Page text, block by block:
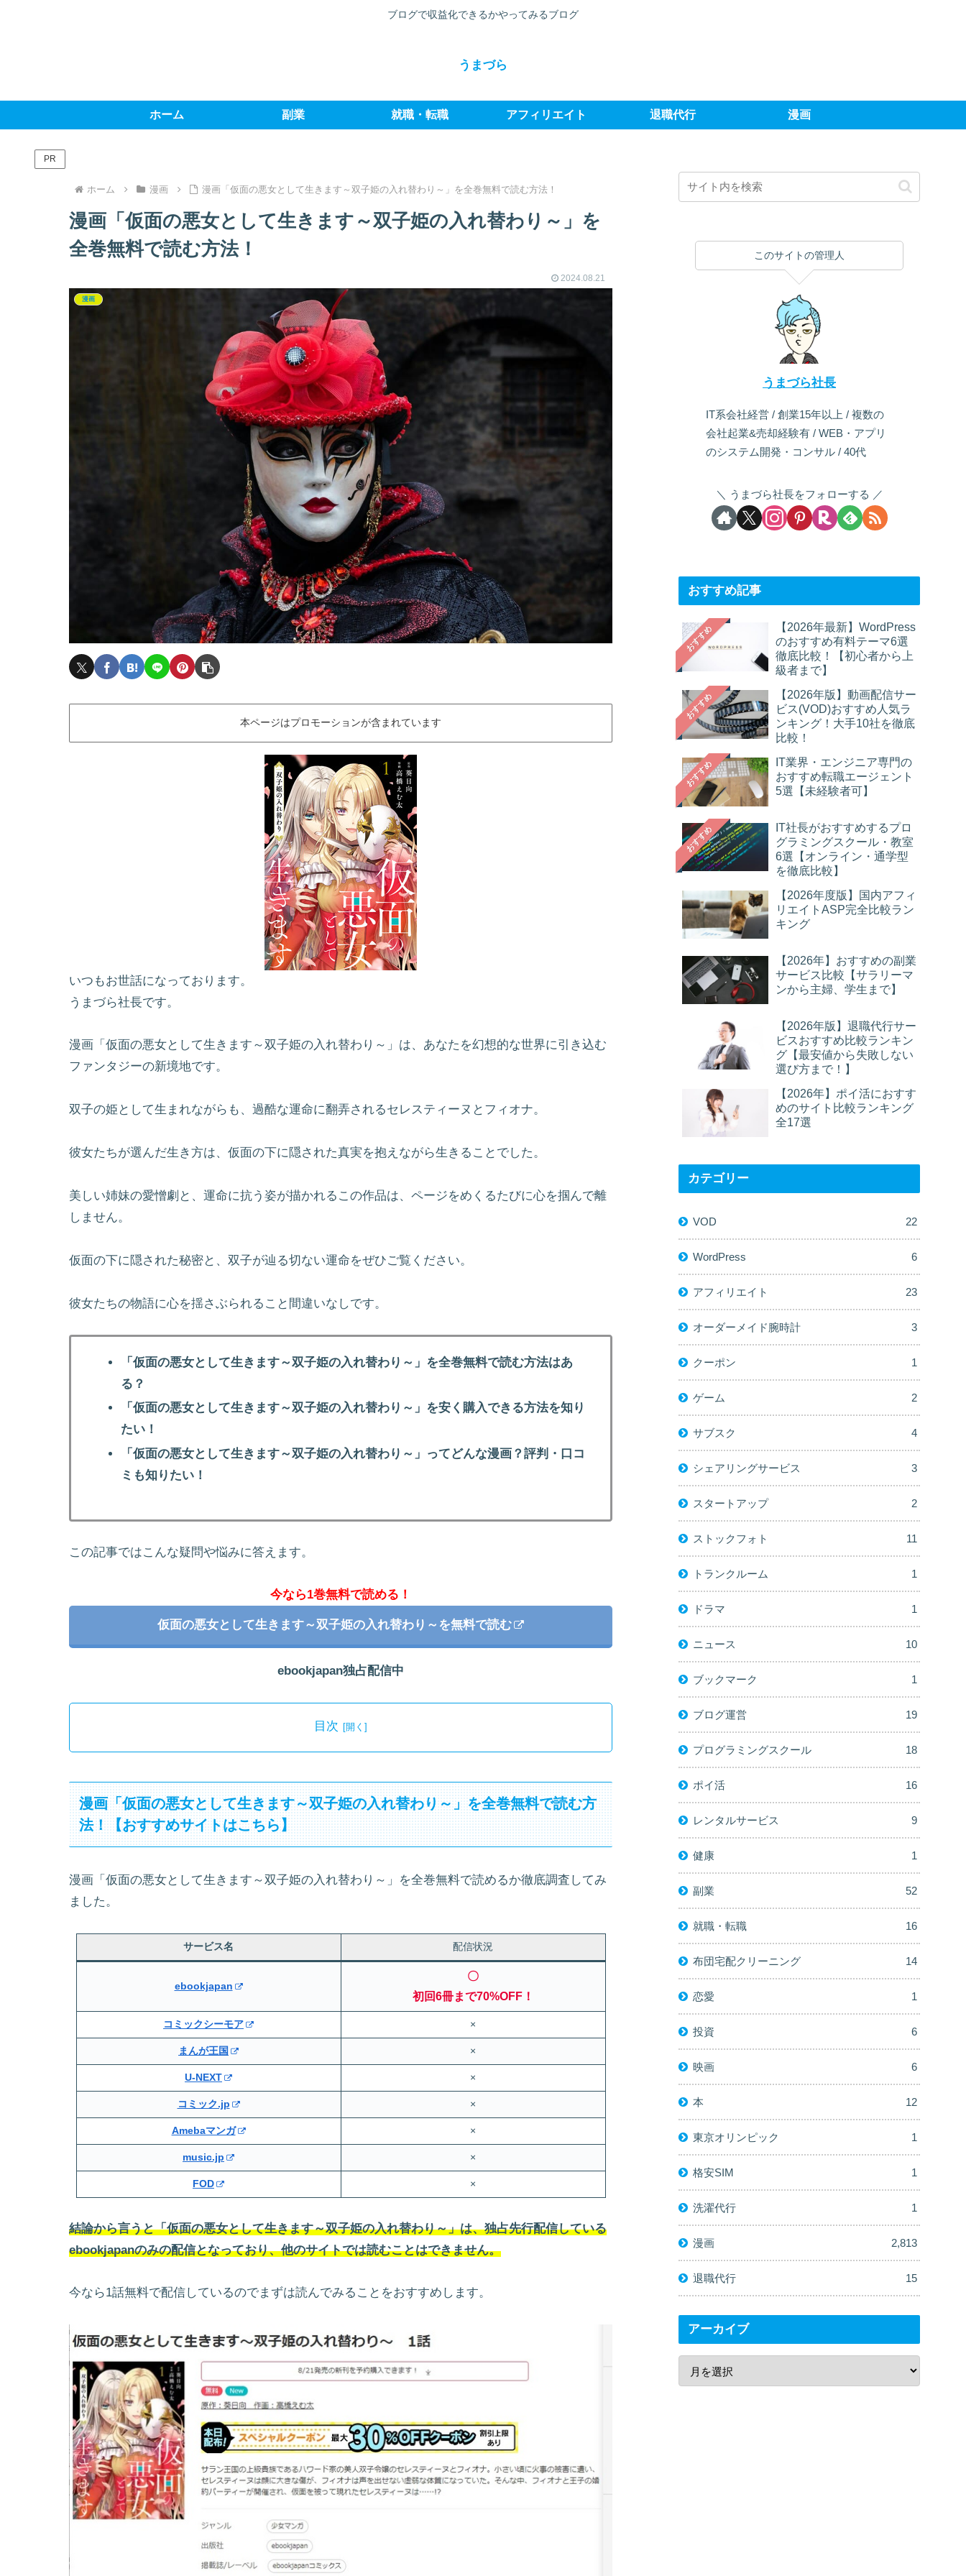
ブログで収益化できるかやってみるブログ
うまづら
ホーム 副業 就職・転職 アフィリエイト 退職代行 漫画
PR
ホーム 漫画 漫画「仮面の悪女として生きます～双子姫の入れ替わり～」を全巻無料で読む方法！
漫画「仮面の悪女として生きます～双子姫の入れ替わり～」を
全巻無料で読む方法！
2024.08.21
漫画
本ページはプロモーションが含まれています
いつもお世話になっております。
うまづら社長です。
漫画「仮面の悪女として生きます～双子姫の入れ替わり～」は、あなたを幻想的な世界に引き込む
ファンタジーの新境地です。
双子の姫として生まれながらも、過酷な運命に翻弄されるセレスティーヌとフィオナ。
彼女たちが選んだ生き方は、仮面の下に隠された真実を抱えながら生きることでした。
美しい姉妹の愛憎劇と、運命に抗う姿が描かれるこの作品は、ページをめくるたびに心を掴んで離
しません。
仮面の下に隠された秘密と、双子が辿る切ない運命をぜひご覧ください。
彼女たちの物語に心を揺さぶられること間違いなしです。
「仮面の悪女として生きます～双子姫の入れ替わり～」を全巻無料で読む方法はあ
る？
「仮面の悪女として生きます～双子姫の入れ替わり～」を安く購入できる方法を知り
たい！
「仮面の悪女として生きます～双子姫の入れ替わり～」ってどんな漫画？評判・口コ
ミも知りたい！
この記事ではこんな疑問や悩みに答えます。
今なら1巻無料で読める！
仮面の悪女として生きます～双子姫の入れ替わり～を無料で読む
ebookjapan独占配信中
目次
漫画「仮面の悪女として生きます～双子姫の入れ替わり～」を全巻無料で読む方
法！【おすすめサイトはこちら】
漫画「仮面の悪女として生きます～双子姫の入れ替わり～」を全巻無料で読めるか徹底調査してみ
ました。
サービス名 配信状況
ebookjapan
〇
初回6冊まで70%OFF！
コミックシーモア ×
まんが王国 ×
U-NEXT ×
コミック.jp ×
Amebaマンガ ×
music.jp ×
FOD ×
結論から言うと「仮面の悪女として生きます～双子姫の入れ替わり～」は、独占先行配信している
ebookjapanのみの配信となっており、他のサイトでは読むことはできません。
今なら1話無料で配信しているのでまずは読んでみることをおすすめします。
このサイトの管理人
うまづら社長
IT系会社経営 / 創業15年以上 / 複数の
会社起業&売却経験有 / WEB・アプリ
のシステム開発・コンサル / 40代
うまづら社長をフォローする
おすすめ記事
おすすめ
【2026年最新】WordPress
のおすすめ有料テーマ6選
徹底比較！【初心者から上
級者まで】
おすすめ
【2026年版】動画配信サー
ビス(VOD)おすすめ人気ラ
ンキング！大手10社を徹底
比較！
おすすめ
IT業界・エンジニア専門の
おすすめ転職エージェント
5選【未経験者可】
おすすめ
IT社長がおすすめするプロ
グラミングスクール・教室
6選【オンライン・通学型
を徹底比較】
【2026年度版】国内アフィ
リエイトASP完全比較ラン
キング
【2026年】おすすめの副業
サービス比較【サラリーマ
ンから主婦、学生まで】
【2026年版】退職代行サー
ビスおすすめ比較ランキン
グ【最安値から失敗しない
選び方まで！】
【2026年】ポイ活におすす
めのサイト比較ランキング
全17選
カテゴリー
VOD 22
WordPress 6
アフィリエイト 23
オーダーメイド腕時計 3
クーポン 1
ゲーム 2
サブスク 4
シェアリングサービス 3
スタートアップ 2
ストックフォト 11
トランクルーム 1
ドラマ 1
ニュース 10
ブックマーク 1
ブログ運営 19
プログラミングスクール 18
ポイ活 16
レンタルサービス 9
健康 1
副業 52
就職・転職 16
布団宅配クリーニング 14
恋愛 1
投資 6
映画 6
本 12
東京オリンピック 1
格安SIM 1
洗濯代行 1
漫画 2,813
退職代行 15
アーカイブ